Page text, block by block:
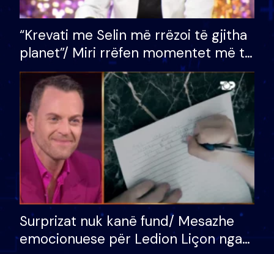
“Krevati me Selin më rrëzoi të gjitha
planet”/ Miri rrëfen momentet më të
bukura në shtëpinë e BB VIP: Do më
mungojë zilja e mëngjesit kur…
Surprizat nuk kanë fund/ Mesazhe
emocionuese për Ledion Liçon nga